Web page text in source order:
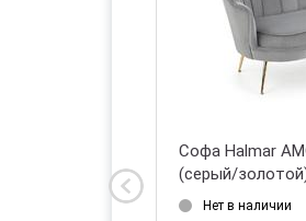
Диван Halmar SOFT 2 XL
(серый/черный)
Есть в наличии 1 шт.